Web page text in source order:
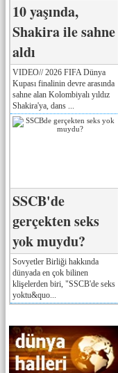
10 yaşında,
Shakira ile sahne
aldı
VIDEO// 2026 FIFA Dünya
Kupası finalinin devre arasında
sahne alan Kolombiyalı yıldız
Shakira'ya, dans ...
SSCB'de
gerçekten seks
yok muydu?
Sovyetler Birliği hakkında
dünyada en çok bilinen
klişelerden biri, "SSCB'de seks
yoktu&quo...